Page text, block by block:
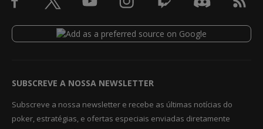
SUBSCREVE A NOSSA NEWSLETTER
Subscreve a nossa newsletter e recebe as últimas notícias do
poker, estratégias, e ofertas especiais enviadas diretamente